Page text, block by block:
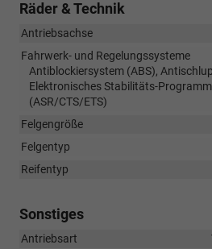
Räder & Technik
Antriebsachse
Fahrwerk- und Regelungssysteme
Antiblockiersystem (ABS),
Elektronisches Stabilitäts-
(ASR/CTS/ETS)
Felgengröße
Felgentyp
Reifentyp
Sonstiges
Antriebsart